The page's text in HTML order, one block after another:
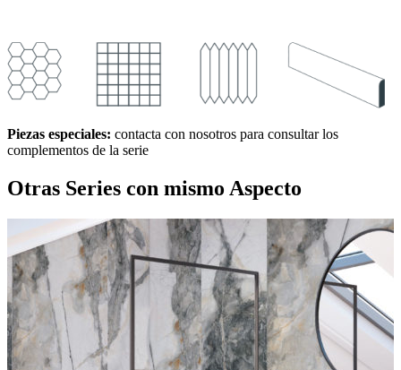
Piezas especiales: contacta con nosotros para consultar los
complementos de la serie
Otras Series con mismo Aspecto